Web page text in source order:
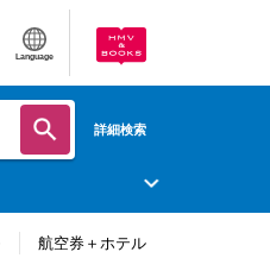
Language
詳細検索
航空券＋ホテル